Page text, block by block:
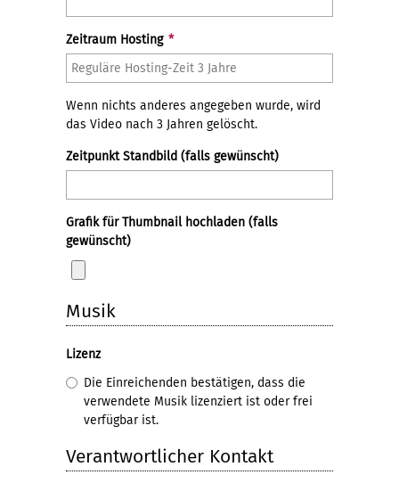
Zeitraum Hosting *
Wenn nichts anderes angegeben wurde, wird
das Video nach 3 Jahren gelöscht.
Zeitpunkt Standbild (falls gewünscht)
Grafik für Thumbnail hochladen (falls
gewünscht)
Musik
Lizenz
Die Einreichenden bestätigen, dass die
verwendete Musik lizenziert ist oder frei
verfügbar ist.
Verantwortlicher Kontakt